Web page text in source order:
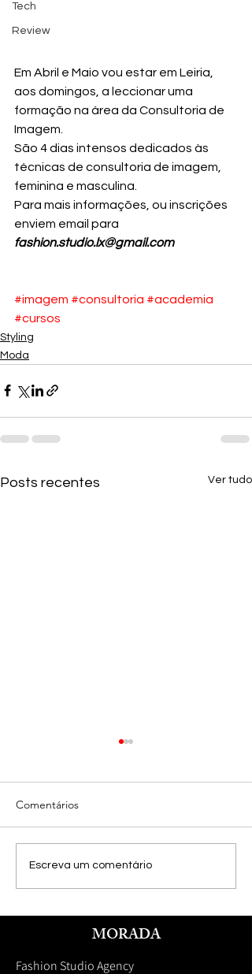
Tech
Review
Em Abril e Maio vou estar em Leiria,
aos domingos, a leccionar uma
formação na área da Consultoria de
Imagem.
São 4 dias intensos dedicados às
técnicas de consultoria de imagem,
feminina e masculina.
Para mais informações, ou inscrições
enviem email para
fashion.studio.lx@gmail.com
#imagem #consultoria #academia
#cursos
Styling
Moda
Posts recentes Ver tudo
Campanha Prooptica
Comentários
Escreva um comentário
MORADA
Fashion Studio Agency